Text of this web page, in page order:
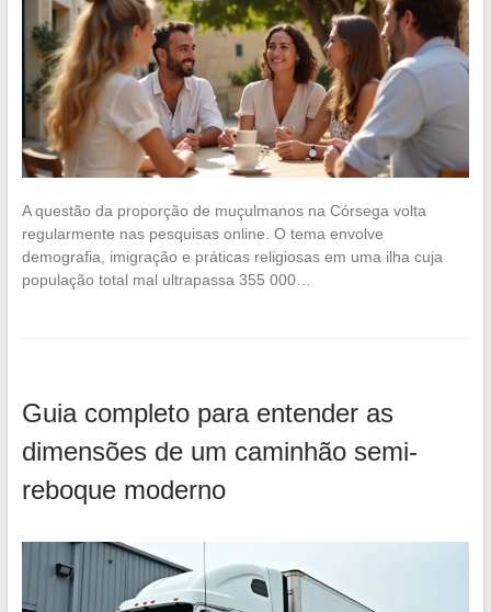
A questão da proporção de muçulmanos na Córsega volta
regularmente nas pesquisas online. O tema envolve
demografia, imigração e práticas religiosas em uma ilha cuja
população total mal ultrapassa 355 000…
Guia completo para entender as
dimensões de um caminhão semi-
reboque moderno